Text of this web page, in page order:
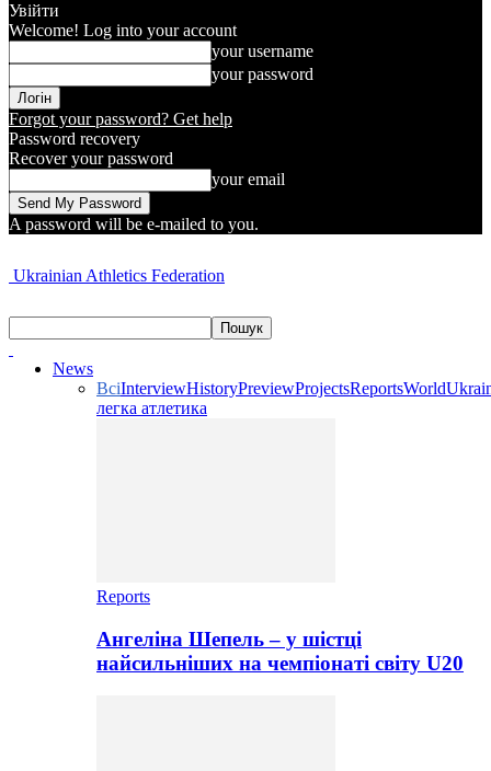
Увійти
Welcome! Log into your account
your username
your password
Forgot your password? Get help
Password recovery
Recover your password
your email
A password will be e-mailed to you.
Ukrainian Athletics Federation
News
ВсіInterviewHistoryPreviewProjectsReportsWorld
легка атлетика
Reports
Ангеліна Шепель – у шістці
найсильніших на чемпіонаті світу U20